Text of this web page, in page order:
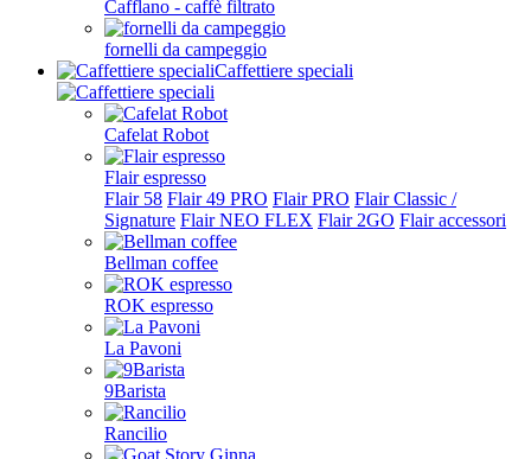
Cafflano - caffè filtrato
fornelli da campeggio
Caffettiere speciali
Cafelat Robot
Flair espresso
Flair 58 Flair 49 PRO Flair PRO Flair Classic /
Signature Flair NEO FLEX Flair 2GO Flair accessori
Bellman coffee
ROK espresso
La Pavoni
9Barista
Rancilio